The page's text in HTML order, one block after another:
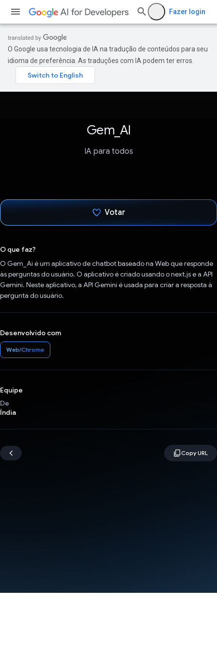
Fazer login
O Google usa tecnologia de IA na tradução de conteúdos para seu
idioma de preferência. As traduções com IA podem ter erros.
Gem_AI
IA para todos
Votar
O que faz?
O Gem_Ai é um aplicativo de chatbot baseado na Web que responde
às perguntas do usuário. O aplicativo é criado usando o next.js e a API
Gemini. Neste aplicativo, a API Gemini é usada para criar a resposta à
pergunta do usuário.
Desenvolvido com
Web/Chrome
Equipe
De
Índia